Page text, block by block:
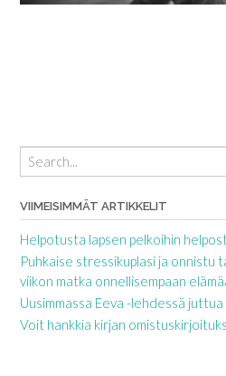
VIIMEISIMMÄT ARTIKKELIT
Helpotusta lapsen pelkoihin
Puhkaise stressikuplasi ja onnistu
viikon matka onnellisempaan
Uusimmassa Eeva -lehdessä
Voit hankkia kirjan